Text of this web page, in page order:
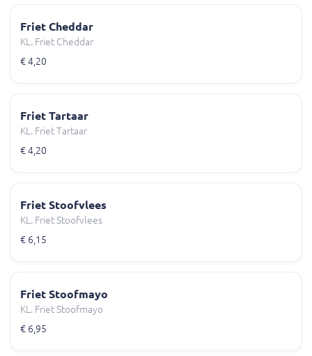
Friet Cheddar
KL. Friet Cheddar
€ 4,20
Friet Tartaar
KL. Friet Tartaar
€ 4,20
Friet Stoofvlees
KL. Friet Stoofvlees
€ 6,15
Friet Stoofmayo
KL. Friet Stoofmayo
€ 6,95